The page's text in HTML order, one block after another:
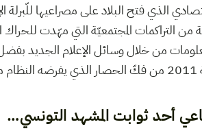
الذي فتح البلاد على مصراعيها للّبرلة
من التراكمات المجتمعيّة التي مهّدت
من خلال وسائل الإعلام الجديد
المحتجّين آنذاك أي في أواخر 2010 و بداية 2011 من فكّ
أحد ثوابت المشهد التونسي…